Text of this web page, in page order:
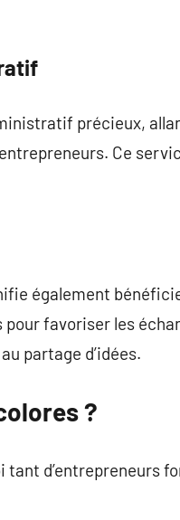
précieux,
Ce
également
favoriser les
partage d’idées.
?
d’entrepreneurs